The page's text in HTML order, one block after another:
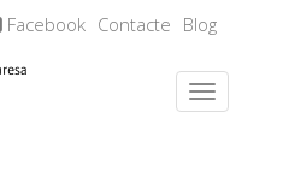
Facebook Contacte Blog